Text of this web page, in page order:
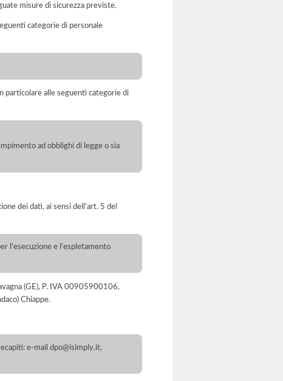
misure di sicurezza previste.
categorie di personale
particolare alle seguenti categorie di
ad obblighi di legge o sia
dei dati, ai sensi dell’art. 5 del
l'esecuzione e l'espletamento
(GE), P. IVA 00905900106,
Chiappe.
e-mail dpo@isimply.it,